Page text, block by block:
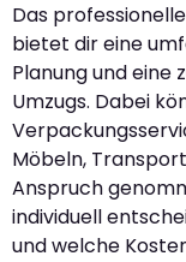
Das
bietet dir eine
Planung und eine
Umzugs. Dabei
Möbeln,
Anspruch
individuell
und welche